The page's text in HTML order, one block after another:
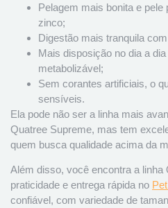
Pelagem mais bonita e
zinco;
Digestão mais tranquila
Mais disposição no dia a
metabolizável;
Sem corantes artificiais, o
sensíveis.
Ela pode não ser a linha mais
Quatree Supreme, mas tem
quem busca qualidade acima da
Além disso, você encontra a linha
praticidade e entrega rápida no
confiável, com variedade de